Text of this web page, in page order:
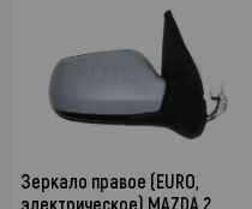
Зеркало правое (EURO,
электрическое) MAZDA 2